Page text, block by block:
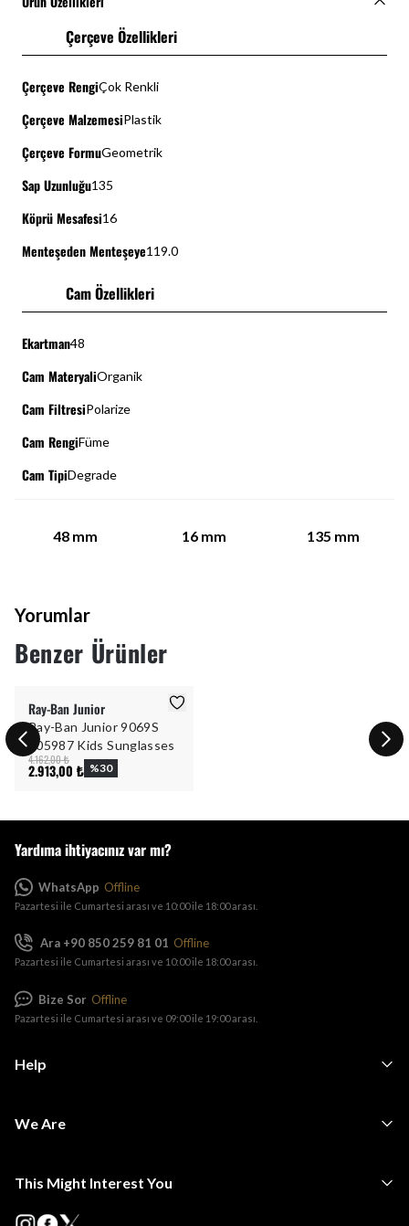
Çerçeve Özellikleri
Çerçeve RengiÇok Renkli
Çerçeve MalzemesiPlastik
Çerçeve FormuGeometrik
Sap Uzunluğu135
Köprü Mesafesi16
Menteşeden Menteşeye119.0
Cam Özellikleri
Ekartman48
Cam MateryaliOrganik
Cam FiltresiPolarize
Cam RengiFüme
Cam TipiDegrade
48 mm 16 mm 135 mm
Yorumlar
Benzer Ürünler
Ray-Ban Junior
Ray-Ban Junior 9069S
705987 Kids Sunglasses
4.162,00 ₺
2.913,00 ₺ %30
Help
We Are
This Might Interest You
Yardıma ihtiyacınız var mı?
WhatsApp Offline
Pazartesi ile Cumartesi arası ve 10:00 ile 18:00 arası.
Ara +90 850 259 81 01 Offline
Pazartesi ile Cumartesi arası ve 10:00 ile 18:00 arası.
Bize Sor Offline
Pazartesi ile Cumartesi arası ve 09:00 ile 19:00 arası.